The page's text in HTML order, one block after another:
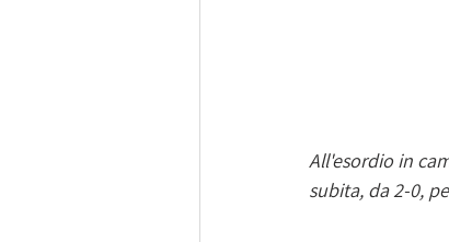
All'esordio in
subita, da 2-0,